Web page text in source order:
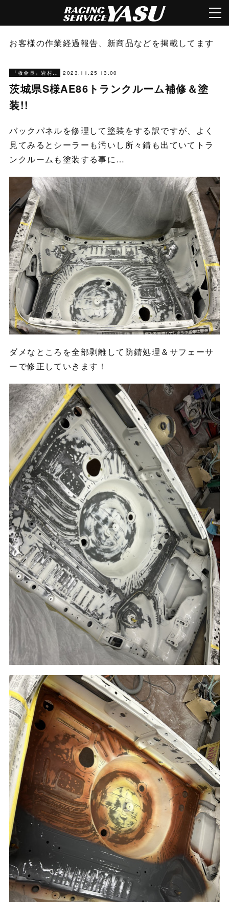
お客様の作業経過報告、新商品などを掲載してます
『板金長』岩村ブログ 2023.11.25 13:00
茨城県S様AE86トランクルーム補修＆塗
装!!
バックパネルを修理して塗装をする訳ですが、よく
見てみるとシーラーも汚いし所々錆も出ていてトラ
ンクルームも塗装する事に…
ダメなところを全部剥離して防錆処理＆サフェーサ
ーで修正していきます！